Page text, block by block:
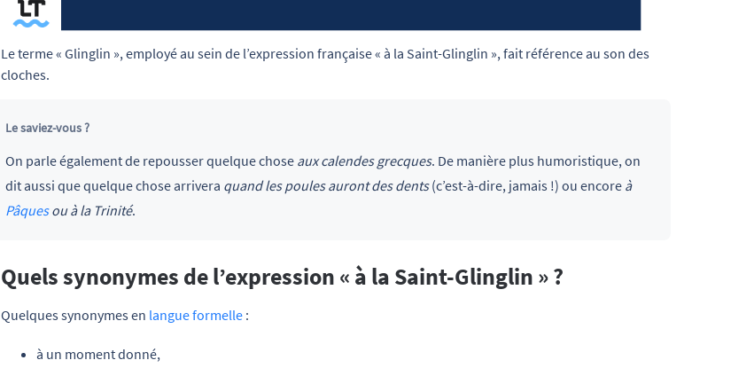
Le terme « Glinglin », employé au sein de l’expression française « à la Saint-Glinglin », fait référence au son des
cloches.
Le saviez-vous ?
On parle également de repousser quelque chose aux calendes grecques. De manière plus humoristique, on
dit aussi que quelque chose arrivera quand les poules auront des dents(c’est-à-dire, jamais !) ou encore à
Pâquesou à la Trinité.
Quels synonymes de l’expression « à la Saint-Glinglin » ?
Quelques synonymes en langue formelle :
à un moment donné,